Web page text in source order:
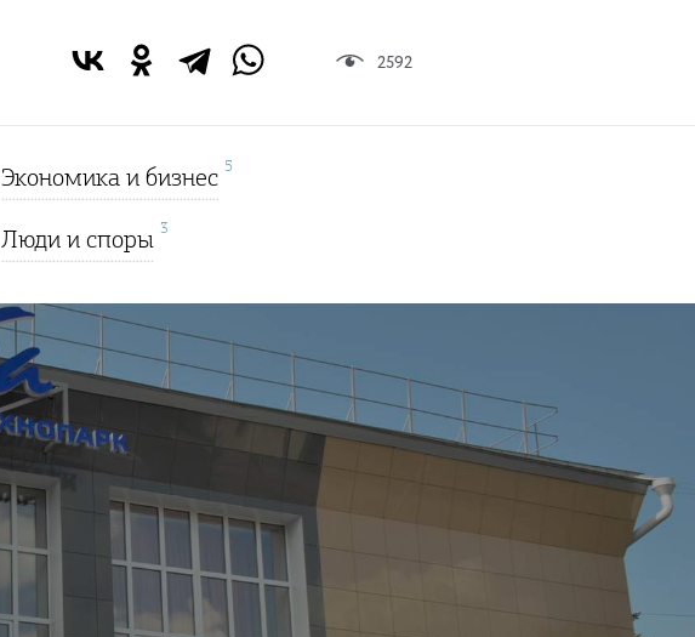
Экономика и бизнес 5
Люди и споры 3
2592